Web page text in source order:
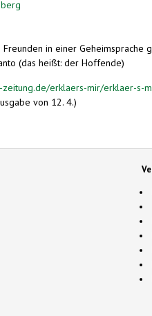
in einer
(das heißt: der Hoffende)
erklaers-mir/erklaer-s-
von 12. 4.)